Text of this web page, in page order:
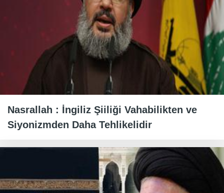
Nasrallah : İngiliz Şiiliği Vahabilikten ve
Siyonizmden Daha Tehlikelidir